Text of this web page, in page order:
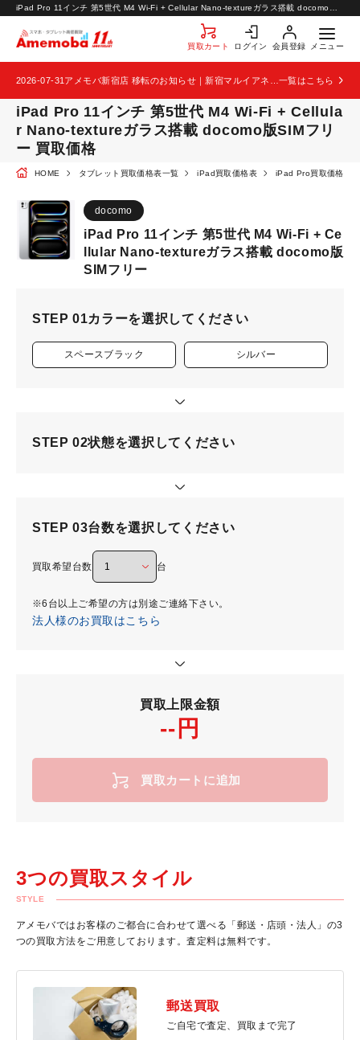
買取カート ログイン 会員登録 メニュー
お知らせ
お問い合わせ
2026-07-31 一覧はこちら
iPad Pro 11インチ 第5世代 M4 Wi-Fi + Cellula
r Nano-textureガラス搭載 docomo版SIMフリ
ー 買取価格
HOME タブレット買取価格表一覧 iPad買取価格表 iPad Pro買取価格表
docomo
iPad Pro 11インチ 第5世代 M4 Wi-Fi + Ce
llular Nano-textureガラス搭載 docomo版
SIMフリー
STEP 01カラーを選択してください
スペースブラック シルバー
STEP 02状態を選択してください
STEP 03台数を選択してください
買取希望台数 台
※6台以上ご希望の方は別途ご連絡下さい。
法人様のお買取はこちら
買取上限金額
--円
買取カートに追加
3つの買取スタイル
STYLE
アメモバではお客様のご都合に合わせて選べる「郵送・店頭・法人」の3
つの買取方法をご用意しております。査定料は無料です。
郵送買取
ご自宅で査定、買取まで完了